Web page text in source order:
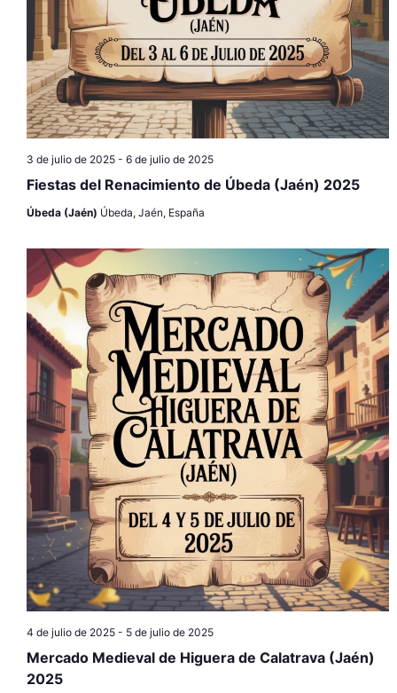
Fiestas del Renacimiento de Úbeda (Jaén) 2025
3 de julio de 2025- 6 de julio de 2025
Úbeda (Jaén) Úbeda, Jaén, España
Mercado Medieval de Higuera de Calatrava (Jaén)
2025
4 de julio de 2025- 5 de julio de 2025